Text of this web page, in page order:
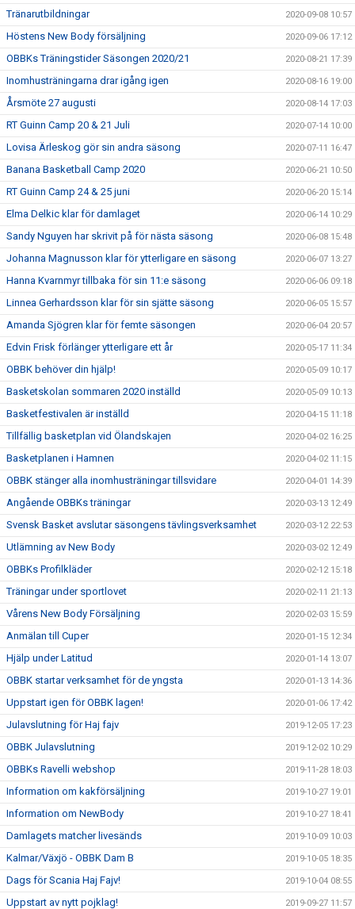
Tränarutbildningar 2020-09-08 10:57
Höstens New Body försäljning 2020-09-06 17:12
OBBKs Träningstider Säsongen 2020/21 2020-08-21 17:39
Inomhusträningarna drar igång igen 2020-08-16 19:00
Årsmöte 27 augusti 2020-08-14 17:03
RT Guinn Camp 20 & 21 Juli 2020-07-14 10:00
Lovisa Ärleskog gör sin andra säsong 2020-07-11 16:47
Banana Basketball Camp 2020 2020-06-21 10:50
RT Guinn Camp 24 & 25 juni 2020-06-20 15:14
Elma Delkic klar för damlaget 2020-06-14 10:29
Sandy Nguyen har skrivit på för nästa säsong 2020-06-08 15:48
Johanna Magnusson klar för ytterligare en säsong 2020-06-07 13:27
Hanna Kvarnmyr tillbaka för sin 11:e säsong 2020-06-06 09:18
Linnea Gerhardsson klar för sin sjätte säsong 2020-06-05 15:57
Amanda Sjögren klar för femte säsongen 2020-06-04 20:57
Edvin Frisk förlänger ytterligare ett år 2020-05-17 11:34
OBBK behöver din hjälp! 2020-05-09 10:17
Basketskolan sommaren 2020 inställd 2020-05-09 10:13
Basketfestivalen är inställd 2020-04-15 11:18
Tillfällig basketplan vid Ölandskajen 2020-04-02 16:25
Basketplanen i Hamnen 2020-04-02 11:15
OBBK stänger alla inomhusträningar tillsvidare 2020-04-01 14:39
Angående OBBKs träningar 2020-03-13 12:49
Svensk Basket avslutar säsongens tävlingsverksamhet 2020-03-12 22:53
Utlämning av New Body 2020-03-02 12:49
OBBKs Profilkläder 2020-02-12 15:18
Träningar under sportlovet 2020-02-11 21:13
Vårens New Body Försäljning 2020-02-03 15:59
Anmälan till Cuper 2020-01-15 12:34
Hjälp under Latitud 2020-01-14 13:07
OBBK startar verksamhet för de yngsta 2020-01-13 14:36
Uppstart igen för OBBK lagen! 2020-01-06 17:42
Julavslutning för Haj fajv 2019-12-05 17:23
OBBK Julavslutning 2019-12-02 10:29
OBBKs Ravelli webshop 2019-11-28 18:03
Information om kakförsäljning 2019-10-27 19:01
Information om NewBody 2019-10-27 18:41
Damlagets matcher livesänds 2019-10-09 10:03
Kalmar/Växjö - OBBK Dam B 2019-10-05 18:35
Dags för Scania Haj Fajv! 2019-10-04 08:55
Uppstart av nytt pojklag! 2019-09-27 11:57